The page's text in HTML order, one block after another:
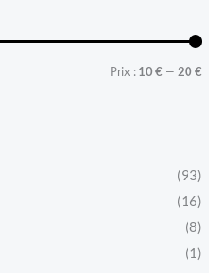
Prix : 10 € —20 €
(93)
(16)
(8)
(1)